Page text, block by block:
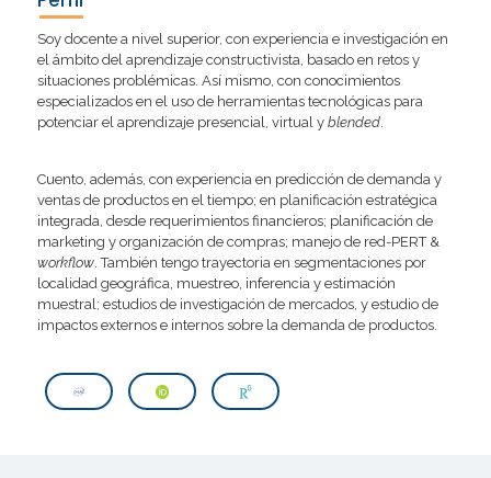
Soy docente a nivel superior, con experiencia e investigación en
el ámbito del aprendizaje constructivista, basado en retos y
situaciones problémicas. Así mismo, con conocimientos
especializados en el uso de herramientas tecnológicas para
potenciar el aprendizaje presencial, virtual y blended.
Cuento, además, con experiencia en predicción de demanda y
ventas de productos en el tiempo; en planificación estratégica
integrada, desde requerimientos financieros; planificación de
marketing y organización de compras; manejo de red-PERT &
workflow. También tengo trayectoria en segmentaciones por
localidad geográfica, muestreo, inferencia y estimación
muestral; estudios de investigación de mercados, y estudio de
impactos externos e internos sobre la demanda de productos.